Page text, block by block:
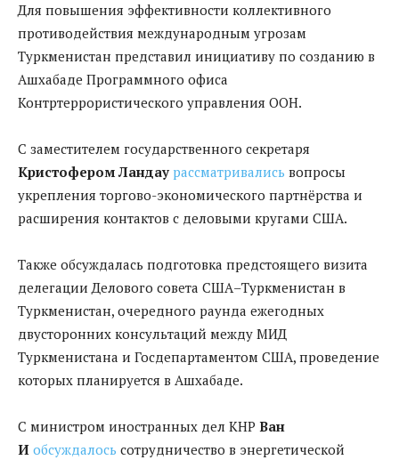
Для повышения эффективности коллективного
противодействия международным угрозам
Туркменистан представил инициативу по созданию в
Ашхабаде Программного офиса
Контртеррористического управления ООН.
С заместителем государственного секретаря
Кристофером Ландау рассматривались вопросы
укрепления торгово-экономического партнёрства и
расширения контактов с деловыми кругами США.
Также обсуждалась подготовка предстоящего визита
делегации Делового совета США–Туркменистан в
Туркменистан, очередного раунда ежегодных
двусторонних консультаций между МИД
Туркменистана и Госдепартаментом США, проведение
которых планируется в Ашхабаде.
С министром иностранных дел КНР Ван
И обсуждалось сотрудничество в энергетической